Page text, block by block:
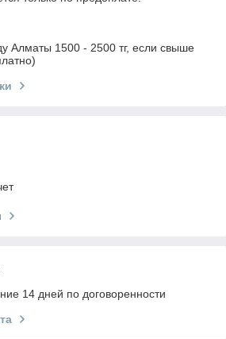
Алматы 1500 - 2500 тг, если свыше
14 дней по договоренности